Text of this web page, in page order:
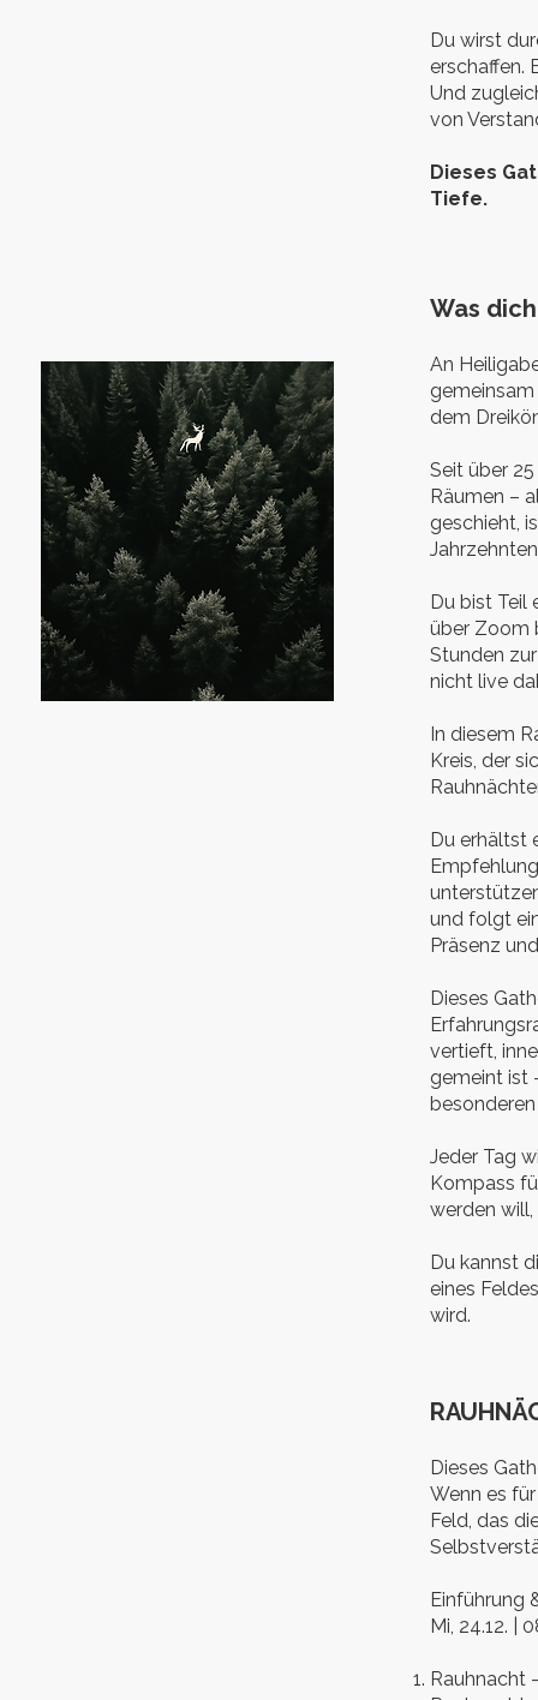
Du wirst
erschaffen.
Und
von
Dieses
Tiefe.
Was
An
gemeinsam
dem
Seit über
Räumen –
geschieht,
Du bist Teil
über Zoom
Stunden
nicht live
In diesem
Kreis, der
Du erhältst
und folgt
Präsenz
Dieses
vertieft,
gemeint ist
Jeder Tag
Kompass
werden
Du kannst
eines
wird.
Dieses
Wenn es
Feld, das
Einführung
Mi, 24.12. |
Rauhnacht